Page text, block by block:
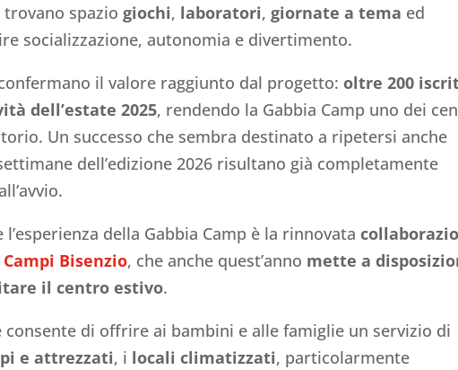
spaziogiochi, laboratori,giornate a tema ed
socializzazione, autonomia e divertimento.
il valore raggiunto dal progetto: oltre 200
dell’estate 2025, rendendo la Gabbia Camp uno dei
Un successo che sembra destinato a ripetersi anche
dell’edizione 2026 risultano già completamente
della Gabbia Camp è la rinnovata
Bisenzio, che anche quest’anno mette a
il centro estivo.
di offrire ai bambini e alle famiglie un servizio di
e attrezzati, i locali climatizzati, particolarmente